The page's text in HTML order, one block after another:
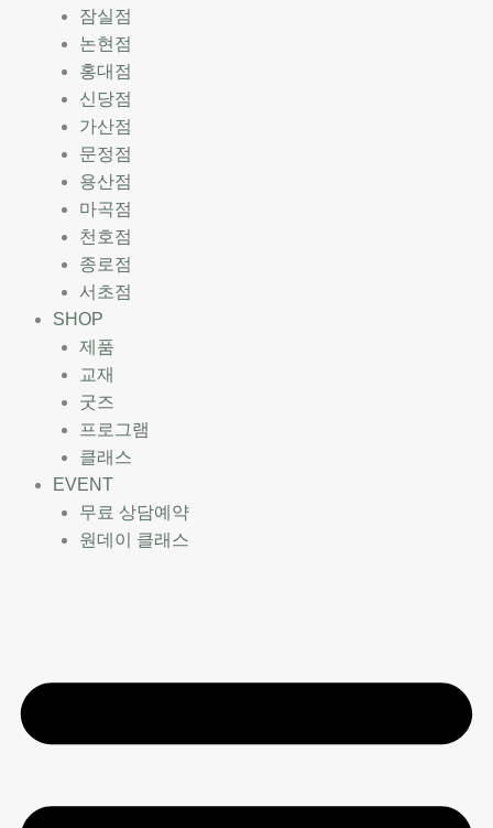
잠실점
논현점
홍대점
신당점
가산점
문정점
용산점
마곡점
천호점
종로점
서초점
SHOP
제품
교재
굿즈
프로그램
클래스
EVENT
무료 상담예약
원데이 클래스